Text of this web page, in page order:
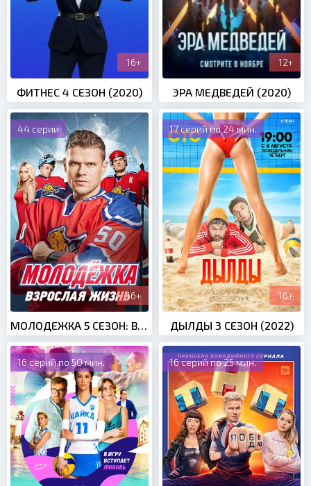
16+
ФИТНЕС 4 СЕЗОН (2020)
12+
ЭРА МЕДВЕДЕЙ (2020)
44 серии
16+
17 серий по 24 мин.
16+
ДЫЛДЫ 3 СЕЗОН (2022)
16 серий по 50 мин. 16 серий по 25 мин.